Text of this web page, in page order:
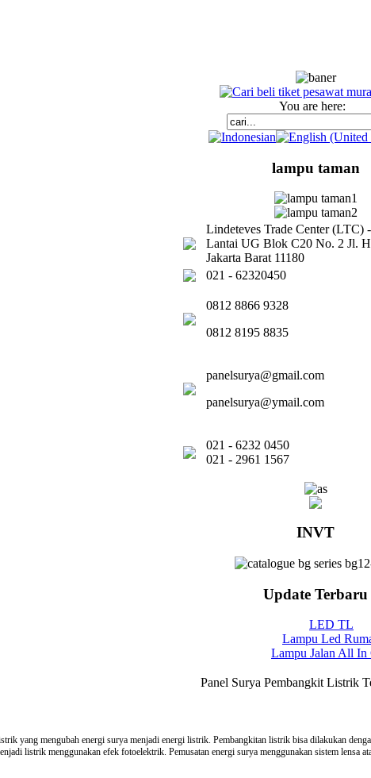
You are here:
lampu taman
Lindeteves Trade Center
Lantai UG Blok C20 No. 2 Jl.
Jakarta Barat 11180
021 - 62320450
0812 8866 9328
0812 8195 8835
panelsurya@gmail.com
panelsurya@ymail.com
021 - 6232 0450
021 - 2961 1567
INVT
Update Terbaru
LED TL
Lampu Led
Lampu Jalan All In
Panel Surya Pembangkit Listrik
yang mengubah energi surya menjadi energi listrik. Pembangkitan listrik bisa dilakukan
listrik menggunakan efek fotoelektrik. Pemusatan energi surya menggunakan sistem